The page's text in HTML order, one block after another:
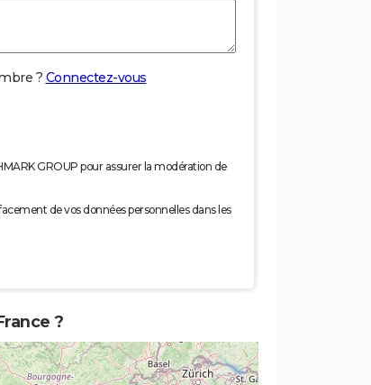
? Connectez-vous
GROUP pour assurer la modération de
de vos données personnelles dans les
?